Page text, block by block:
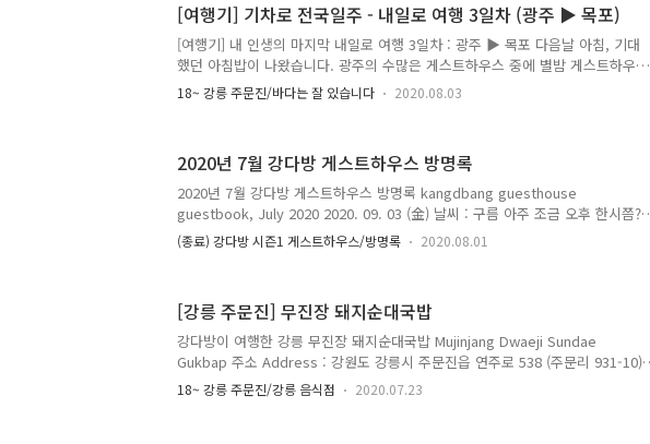
를 취급해 일반적인 카페에서는 만날 수 없는 원두를 맛 볼 수 있다. 카페 안에
귀여움 검은 고양이가 놀고 있..
[여행기] 기차로 전국일주 - 내일로 여행 3일차 (광주 ▶ 목포)
[여행기] 내 인생의 마지막 내일로 여행 3일차 : 광주 ▶ 목포 다음날 아침, 기대
했던 아침밥이 나왔습니다. 광주의 수많은 게스트하우스 중에 별밤 게스트하우스
를 선택한 이유는 바로 한식으로 제공되는 아침밥 때문이었습니다. 강다방이 사
용했던 방은 1층 부엌과 거실 옆 방이었는데, 잠에서 깰 때 아침밥 하는 소리가
고 있습니다. 그래서 아침을 잘 차려주는 곳은 일반적으로 부지런하고 청소도 깨
끗이하고 게스트하우스 운영에도 신경을 많이 쓰는 곳입니다. 이런 곳은 보통 시
끌벅적함이나 공식적인 술파티는 없지만 운이 좋으면 여행 온 사람들과 소소하
게 이야기 할 수도 ..
18~ 강릉 주문진/바다는 잘 있습니다 2020.08.03
2020년 7월 강다방 게스트하우스 방명록
2020년 7월 강다방 게스트하우스 방명록 kangdbang guesthouse
guestbook, July 2020 2020. 09. 03 (金) 날씨 : 구름 아주 조금 오후 한시쯤?
작년 12월에 오고 반년이 지나 다시 왔네요!! 게하 안의 장식들은 조금씩 바뀌었
지만 특유의 공부방 분위기? 아지트 느낌은 항상 있어서 그 맛에 또 옵니다. 코
어준 ***님께... From. 비행기 타고 강원도 온 한 남자.. 추신! 또 올거니까 문
잘 열고 계셔야 해요 꼭! 2020. 07. 04. (土) 날씨 : 구름이 조금 있습니다!! 지인의
추천으로 즉흥 예약..
(종료) 강다방 시즌1 게스트하우스/방명록 2020.08.01
[강릉 주문진] 무진장 돼지순대국밥
강다방이 여행한 강릉 무진장 돼지순대국밥 Mujinjang Dwaeji Sundae
Gukbap 주소 Address : 강원도 강릉시 주문진읍 연주로 538 (주문리 931-10)
538, Yeonju-ro Jumunjin-eup, Gangneung-si, Gangwon-do 전화
Telephone : 033-662-5188 영업 시간 Opening Hours : 매일 Everyday
18~ 강릉 주문진/강릉 음식점 2020.07.23